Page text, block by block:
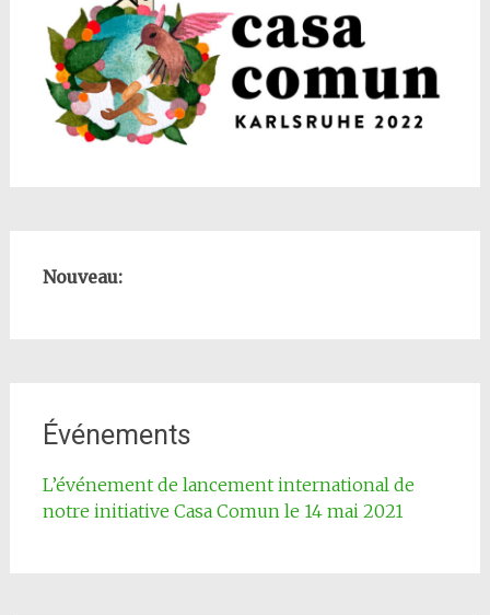
Nouveau:
Événements
L’événement de lancement international de
notre initiative Casa Comun le 14 mai 2021